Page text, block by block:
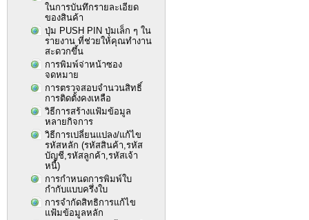
ในการบันทึกรายละเอียด
ของสินค้า
ปุ่ม PUSH PIN ปุ่มเล็ก ๆ ใน
รายงาน ที่ช่วยให้คุณทำงาน
สะดวกขึ้น
การพิมพ์จ่าหน้าซอง
จดหมาย
การตรวจสอบจำนวนสิทธิ์
การติดตั้งคงเหลือ
วิธีการสร้างแฟ้มข้อมูล
หลายกิจการ
วิธีการเปลี่ยนแปลง/แก้ไข
รหัสหลัก (รหัสสินค้า,รหัส
บัญชี,รหัสลูกค้า,รหัสเจ้า
หนี้)
การกำหนดการพิมพ์ใบ
กำกับแบบครึ่งใบ
การจำกัดสิทธิการแก้ไข
แฟ้มข้อมูลหลัก